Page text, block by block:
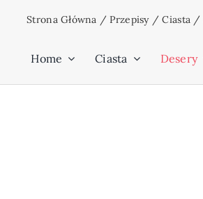
Strona Główna /Przepisy/Ciasta /
Home Ciasta Desery